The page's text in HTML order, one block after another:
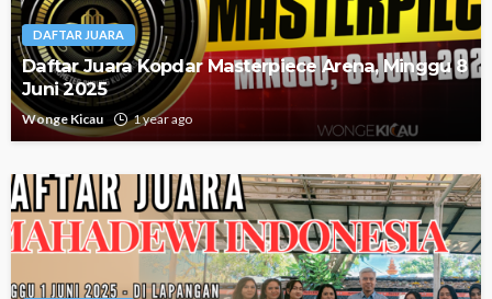
DAFTAR JUARA
Daftar Juara Kopdar Masterpiece Arena, Minggu 8
Juni 2025
Wonge Kicau 1 year ago